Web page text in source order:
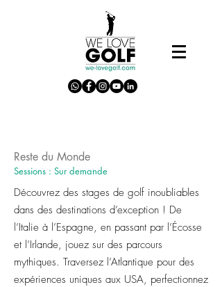
Reste du Monde
Sessions : Sur demande
Découvrez des stages de golf inoubliables
dans des destinations d’exception ! De
l’Italie à l’Espagne, en passant par l’Écosse
et l’Irlande, jouez sur des parcours
mythiques. Traversez l’Atlantique pour des
expériences uniques aux USA, perfectionnez